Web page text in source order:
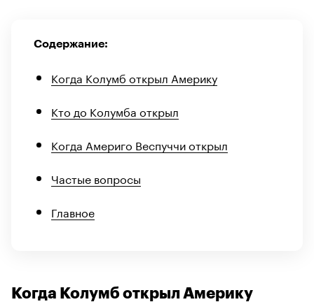
Содержание:
Когда Колумб открыл Америку
Кто до Колумба открыл
Когда Америго Веспуччи открыл
Частые вопросы
Главное
Когда Колумб открыл Америку